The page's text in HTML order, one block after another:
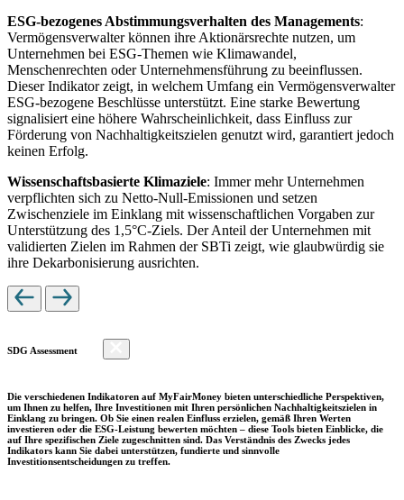
ESG-bezogenes Abstimmungsverhalten des Managements:
Vermögensverwalter können ihre Aktionärsrechte nutzen, um
Unternehmen bei ESG-Themen wie Klimawandel,
Menschenrechten oder Unternehmensführung zu beeinflussen.
Dieser Indikator zeigt, in welchem Umfang ein Vermögensverwalter
ESG-bezogene Beschlüsse unterstützt. Eine starke Bewertung
signalisiert eine höhere Wahrscheinlichkeit, dass Einfluss zur
Förderung von Nachhaltigkeitszielen genutzt wird, garantiert jedoch
keinen Erfolg.
Wissenschaftsbasierte Klimaziele: Immer mehr Unternehmen
verpflichten sich zu Netto-Null-Emissionen und setzen
Zwischenziele im Einklang mit wissenschaftlichen Vorgaben zur
Unterstützung des 1,5°C-Ziels. Der Anteil der Unternehmen mit
validierten Zielen im Rahmen der SBTi zeigt, wie glaubwürdig sie
ihre Dekarbonisierung ausrichten.
SDG Assessment
Die verschiedenen Indikatoren auf MyFairMoney bieten unterschiedliche Perspektiven,
um Ihnen zu helfen, Ihre Investitionen mit Ihren persönlichen Nachhaltigkeitszielen in
Einklang zu bringen. Ob Sie einen realen Einfluss erzielen, gemäß Ihren Werten
investieren oder die ESG-Leistung bewerten möchten – diese Tools bieten Einblicke, die
auf Ihre spezifischen Ziele zugeschnitten sind. Das Verständnis des Zwecks jedes
Indikators kann Sie dabei unterstützen, fundierte und sinnvolle
Investitionsentscheidungen zu treffen.